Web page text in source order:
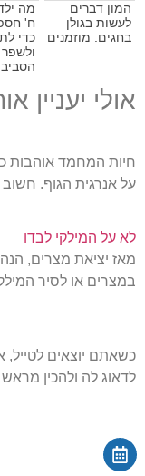
המון דברים
לעשות בגולן
בחגים. מוזמנים
מה
ח'
כדי
אולי יעניין
חיות המחמד אוהבות
על אנרגית הגוף.
לא על המילקי לבדו
מאז יציאת מצרים,
במצרים או לסיר
כשאתם יוצאים
לדאוג לה ולהכין